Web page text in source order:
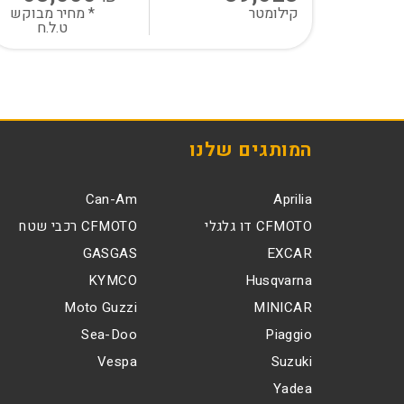
קילומטר * מחיר מבוקש
ט.ל.ח
המותגים שלנו
Aprilia
Can-Am
CFMOTO דו גלגלי
CFMOTO רכבי שטח
EXCAR
GASGAS
Husqvarna
KYMCO
MINICAR
Moto Guzzi
Piaggio
Sea-Doo
Suzuki
Vespa
Yadea